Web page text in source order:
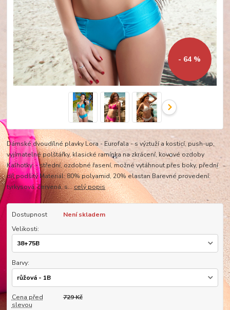
- 64 %
Dámské dvoudílné plavky Lora - Eurofala - s výztuží a kosticí, push-up,
vyjímatelné polštářky, klasické ramínka na zkrácení, kovové ozdoby
Kalhotky: - střední, ozdobné řasení, možné vytáhnout přes boky, přední
díl podšitý Materiál: 80% polyamid, 20% elastan Barevné provedení:
tyrkysová, červená, s...celý popis
Dostupnost
Není skladem
Velikosti:
Barvy:
Cena před
slevou
729 Kč